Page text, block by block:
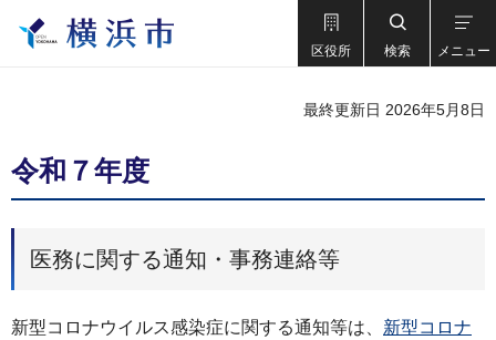
区役所 検索 メニュー
最終更新日 2026年5月8日
令和７年度
医務に関する通知・事務連絡等
新型コロナウイルス感染症に関する通知等は、 新型コロナ